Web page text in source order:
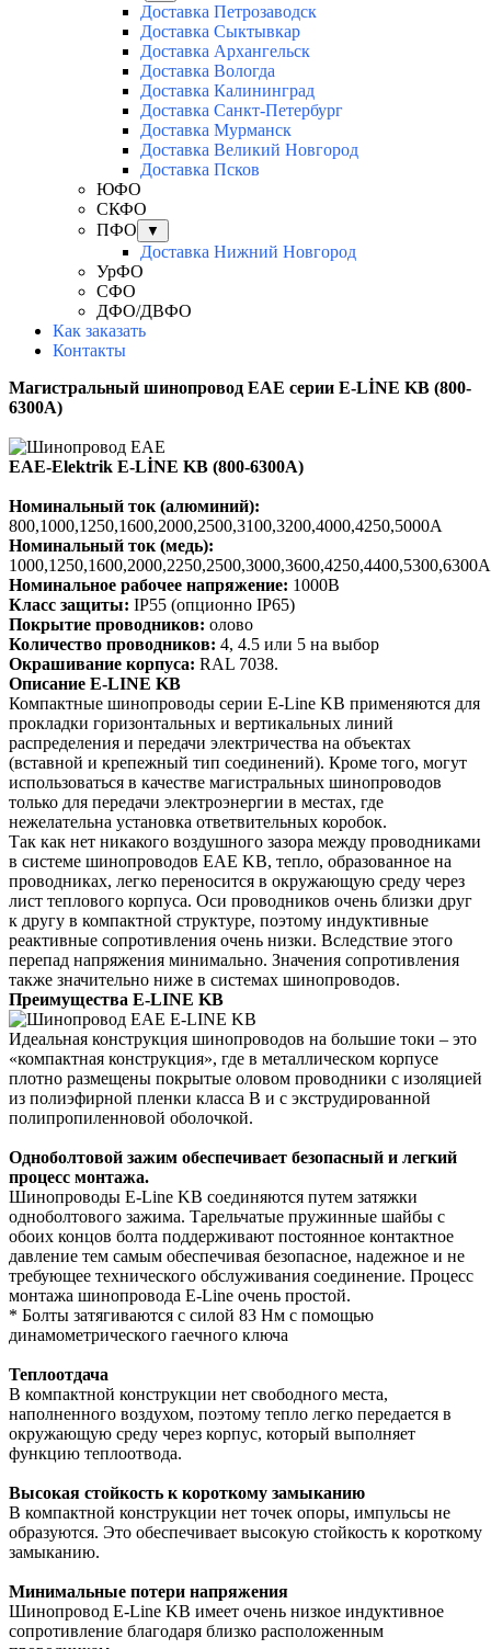
Доставка Петрозаводск
Доставка Сыктывкар
Доставка Архангельск
Доставка Вологда
Доставка Калининград
Доставка Санкт-Петербург
Доставка Мурманск
Доставка Великий Новгород
Доставка Псков
ЮФО
СКФО
ПФО
▼
Доставка Нижний Новгород
УрФО
СФО
ДФО/ДВФО
Как заказать
Контакты
Магистральный шинопровод EAE серии E-LİNE KB (800-
6300А)
EAE-Elektrik E-LİNE KB (800-6300А)
Номинальный ток (алюминий):
800,1000,1250,1600,2000,2500,3100,3200,4000,4250,5000A
Номинальный ток (медь):
1000,1250,1600,2000,2250,2500,3000,3600,4250,4400,5300,6300A
Номинальное рабочее напряжение: 1000В
Класс защиты: IP55 (опционно IP65)
Покрытие проводников: олово
Количество проводников: 4, 4.5 или 5 на выбор
Окрашивание корпуса: RAL 7038.
Описание E-LINE KB
Компактные шинопроводы серии E-Line KB применяются для
прокладки горизонтальных и вертикальных линий
распределения и передачи электричества на объектах
(вставной и крепежный тип соединений). Кроме того, могут
использоваться в качестве магистральных шинопроводов
только для передачи электроэнергии в местах, где
нежелательна установка ответвительных коробок.
Так как нет никакого воздушного зазора между проводниками
в системе шинопроводов EAE KB, тепло, образованное на
проводниках, легко переносится в окружающую среду через
лист теплового корпуса. Оси проводников очень близки друг
к другу в компактной структуре, поэтому индуктивные
реактивные сопротивления очень низки. Вследствие этого
перепад напряжения минимально. Значения сопротивления
также значительно ниже в системах шинопроводов.
Преимущества E-LINE KB
Идеальная конструкция шинопроводов на большие токи – это
«компактная конструкция», где в металлическом корпусе
плотно размещены покрытые оловом проводники с изоляцией
из полиэфирной пленки класса В и с экструдированной
полипропиленновой оболочкой.
Одноболтовой зажим обеспечивает безопасный и легкий
процесс монтажа.
Шинопроводы E-Line KB соединяются путем затяжки
одноболтового зажима. Тарельчатые пружинные шайбы с
обоих концов болта поддерживают постоянное контактное
давление тем самым обеспечивая безопасное, надежное и не
требующее технического обслуживания соединение. Процесс
монтажа шинопровода E-Line очень простой.
* Болты затягиваются с силой 83 Нм с помощью
динамометрического гаечного ключа
Теплоотдача
В компактной конструкции нет свободного места,
наполненного воздухом, поэтому тепло легко передается в
окружающую среду через корпус, который выполняет
функцию теплоотвода.
Высокая стойкость к короткому замыканию
В компактной конструкции нет точек опоры, импульсы не
образуются. Это обеспечивает высокую стойкость к короткому
замыканию.
Минимальные потери напряжения
Шинопровод E-Line KB имеет очень низкое индуктивное
сопротивление благодаря близко расположенным